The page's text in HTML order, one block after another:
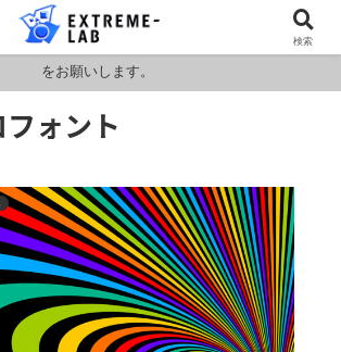
よびアメリカ・イランの情勢により燃料および原料
す。HPの金額と料金が異なりますのでお見積もり
をお願いします。
フォント
検索